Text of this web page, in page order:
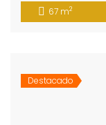
67 m2
Destacado